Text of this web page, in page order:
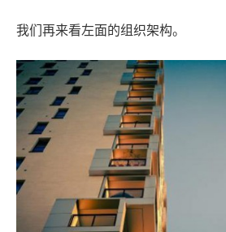
我们再来看左面的组织架构。